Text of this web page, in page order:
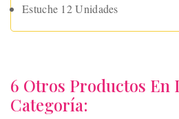
Estuche 12 Unidades
6 Otros Productos En
Categoría: